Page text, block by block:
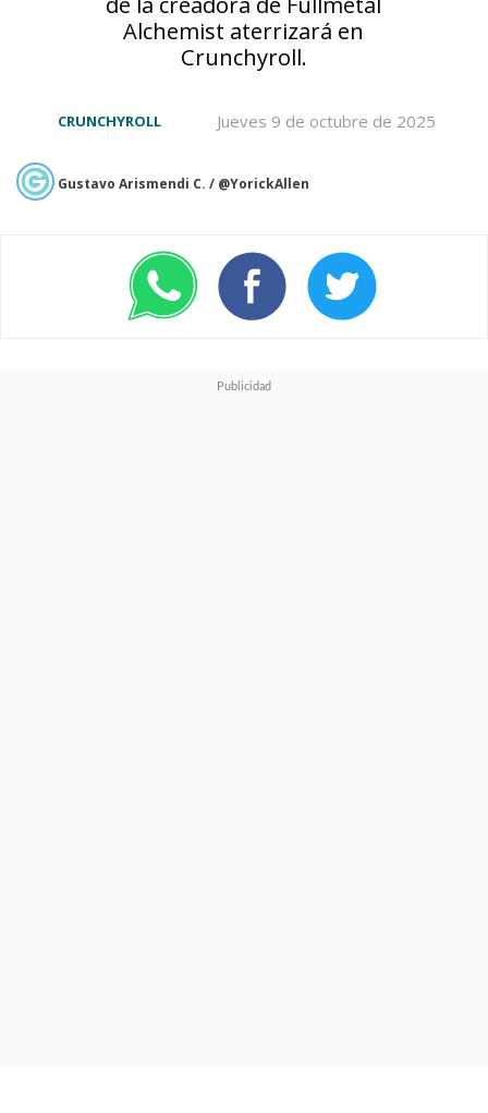
Alchemist aterrizará en
Crunchyroll.
Jueves 9 de octubre de 2025
CRUNCHYROLL
Gustavo Arismendi C. / @YorickAllen